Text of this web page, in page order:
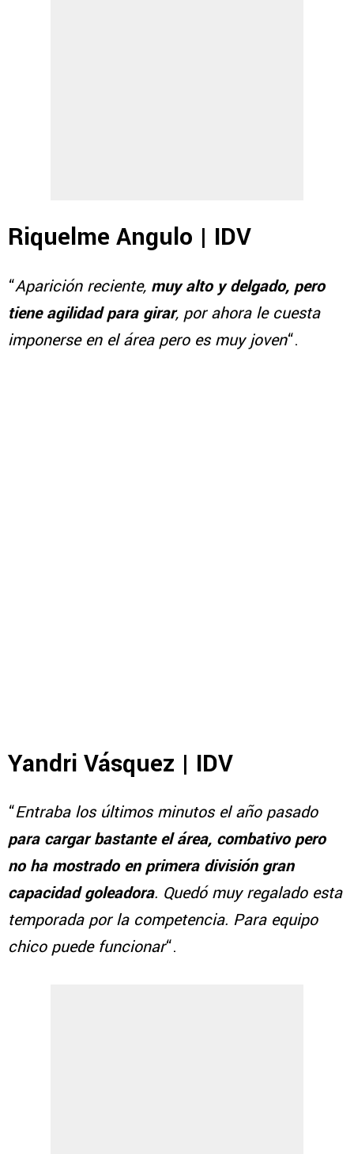
Riquelme Angulo | IDV
“Aparición reciente, muy alto y delgado, pero
tiene agilidad para girar, por ahora le cuesta
imponerse en el área pero es muy joven“.
Yandri Vásquez | IDV
“Entraba los últimos minutos el año pasado
para cargar bastante el área, combativo pero
no ha mostrado en primera división gran
capacidad goleadora. Quedó muy regalado esta
temporada por la competencia. Para equipo
chico puede funcionar“.